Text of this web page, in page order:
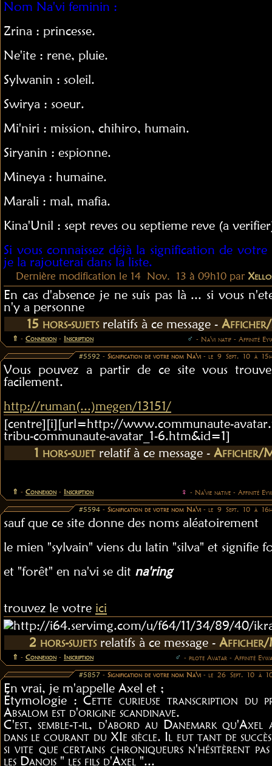
Nom Na'vi feminin :
Zrina : princesse.
Ne'ite : rene, pluie.
Sylwanin : soleil.
Swirya : soeur.
Mi'niri : mission, chihiro, humain.
Siryanin : espionne.
Mineya : humaine.
Marali : mal, mafia.
Kina'Unil : sept reves ou septieme reve (a
Si vous connaissez déjà la signification de
je la rajouterai dans la liste.
Dernière modification le 14 Nov. 13 à 09h10 par
En cas d'absence je ne suis pas là ... si vous
n'y a personne
15 hors-sujetsrelatifs à ce message -
⇑ - Connexion - Inscription ♂ - Na'vi natif - Affinité
#5592 - Signification de votre nom Na'vi - le 9 Sept. 10 à
Vous pouvez a partir de ce site vous
facilement.
http://ruman(...)megen/13151/
[centre][i][url=http://www.communaute-
tribu-communaute-avatar_1-6.htm&id=1]
1 hors-sujetrelatif à ce message - Afficher/
⇑ - Connexion - Inscription ♀ - Na'vie native - Affinité
#5594 - Signification de votre nom Na'vi - le 9 Sept. 10 à
sauf que ce site donne des noms aléatoirement
le mien "sylvain" viens du latin "silva" et signifie
et "forêt" en na'vi se dit na'ring
trouvez le votre ici
2 hors-sujetsrelatifs à ce message - Afficher/
⇑ - Connexion - Inscription ♂ - pilote Avatar - Affinité
#5857 - Signification de votre nom Na'vi - le 26 Sept. 10 à
En vrai, je m'appelle Axel et ;
Étymologie :Cette curieuse transcription du
Absalom est d'origine scandinave.
C'est, semble-t-il, d'abord au Danemark qu'Axel
dans le courant du XIe siècle. Il eut tant de
si vite que certains chroniqueurs n'hésitèrent
les Danois " les fils d'Axel "...